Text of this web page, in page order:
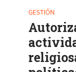
GESTIÓN